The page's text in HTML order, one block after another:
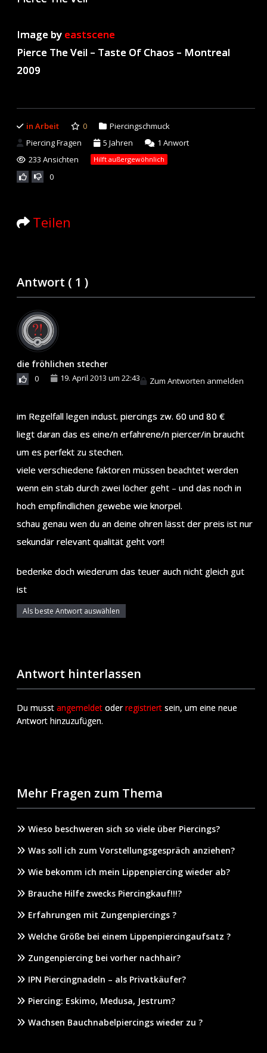
Image by eastscene
Pierce The Veil – Taste Of Chaos – Montreal
2009
in Arbeit 0
Piercingschmuck
Piercing Fragen
5 Jahren 1 Anwort
233 Ansichten
Hilft außergewöhnlich
0
Teilen
Antwort ( 1 )
die fröhlichen stecher
0 19. April 2013 um 22:43 Zum Antworten anmelden
im Regelfall legen indust. piercings zw. 60 und 80 €
liegt daran das es eine/n erfahrene/n piercer/in braucht
um es perfekt zu stechen.
viele verschiedene faktoren müssen beachtet werden
wenn ein stab durch zwei löcher geht – und das noch in
hoch empfindlichen gewebe wie knorpel.
schau genau wen du an deine ohren lässt der preis ist nur
sekundär relevant qualität geht vor!!
bedenke doch wiederum das teuer auch nicht gleich gut
ist
Als beste Antwort auswählen
Antwort hinterlassen
Du musst angemeldet oderregistriert sein, um eine neue
Antwort hinzuzufügen.
Mehr Fragen zum Thema
Wieso beschweren sich so viele über Piercings?
Was soll ich zum Vorstellungsgespräch anziehen?
Wie bekomm ich mein Lippenpiercing wieder ab?
Brauche Hilfe zwecks Piercingkauf!!!?
Erfahrungen mit Zungenpiercings ?
Welche Größe bei einem Lippenpiercingaufsatz ?
Zungenpiercing bei vorher nachhair?
IPN Piercingnadeln – als Privatkäufer?
Piercing: Eskimo, Medusa, Jestrum?
Wachsen Bauchnabelpiercings wieder zu ?